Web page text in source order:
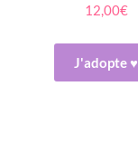
12,00€
J'adopte ♥